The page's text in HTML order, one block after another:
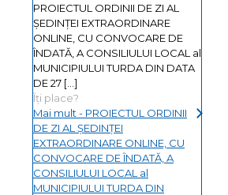
PROIECTUL ORDINII DE ZI AL
ŞEDINŢEI EXTRAORDINARE
ONLINE, CU CONVOCARE DE
ÎNDATĂ, A CONSILIULUI LOCAL al
MUNICIPIULUI TURDA DIN DATA
DE 27 […]
Îți place?
Mai mult - PROIECTUL ORDINII
DE ZI AL ŞEDINŢEI
EXTRAORDINARE ONLINE, CU
CONVOCARE DE ÎNDATĂ, A
CONSILIULUI LOCAL al
MUNICIPIULUI TURDA DIN